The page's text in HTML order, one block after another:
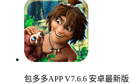
包多多APP V7.6.6 安卓最新版